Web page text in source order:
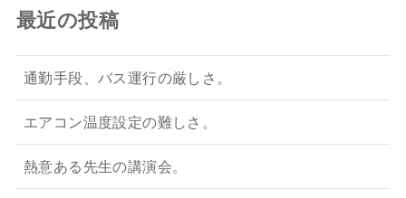
最近の投稿
通勤手段、バス運行の厳しさ。
エアコン温度設定の難しさ。
熱意ある先生の講演会。